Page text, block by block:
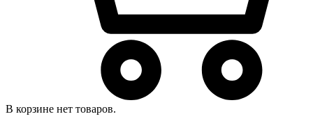
В корзине нет товаров.